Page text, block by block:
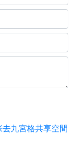
九宮格共享空間